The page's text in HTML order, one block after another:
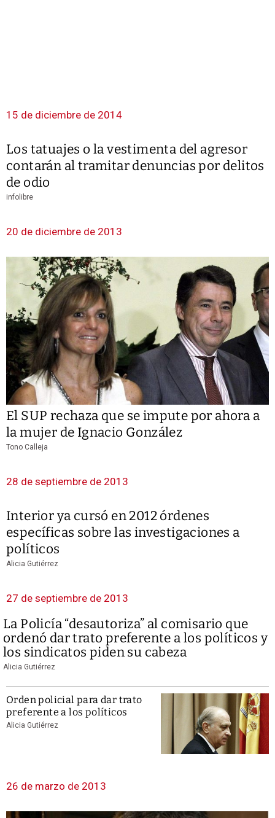
15 de diciembre de 2014
Los tatuajes o la vestimenta del agresor
contarán al tramitar denuncias por delitos
de odio
infolibre
20 de diciembre de 2013
El SUP rechaza que se impute por ahora a
la mujer de Ignacio González
Tono Calleja
28 de septiembre de 2013
Interior ya cursó en 2012 órdenes
específicas sobre las investigaciones a
políticos
Alicia Gutiérrez
27 de septiembre de 2013
La Policía “desautoriza” al comisario que
ordenó dar trato preferente a los políticos y
los sindicatos piden su cabeza
Alicia Gutiérrez
Orden policial para dar trato
preferente a los políticos
Alicia Gutiérrez
26 de marzo de 2013